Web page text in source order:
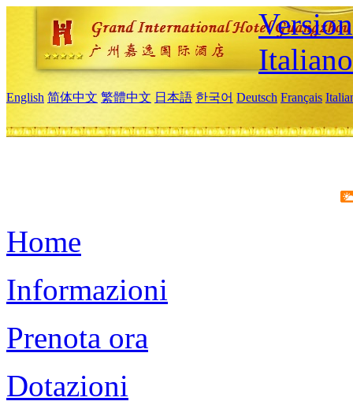
Italiano
English 简体中文 繁體中文 日本語 한국어 Deutsch Français
Home
Informazioni
Prenota ora
Dotazioni